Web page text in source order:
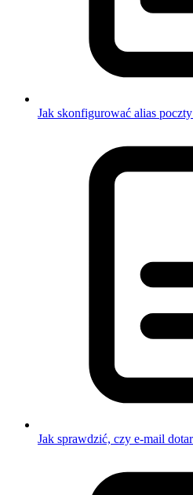
Jak skonfigurować alias
Jak sprawdzić, czy e-mail